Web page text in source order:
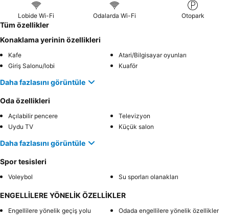
Lobide Wi-Fi Odalarda Wi-Fi Otopark
Tüm özellikler
Konaklama yerinin özellikleri
Kafe
Atari/Bilgisayar oyunları
Giriş Salonu/lobi
Kuaför
Daha fazlasını görüntüle
Oda özellikleri
Açılabilir pencere
Televizyon
Uydu TV
Küçük salon
Daha fazlasını görüntüle
Spor tesisleri
Voleybol Su sporları olanakları
ENGELLİLERE YÖNELİK ÖZELLİKLER
Engellilere yönelik geçiş yolu Odada engellilere yönelik özellikler